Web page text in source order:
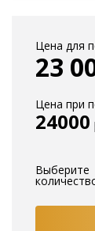
Цена для
23
Цена при
24000
Выберите